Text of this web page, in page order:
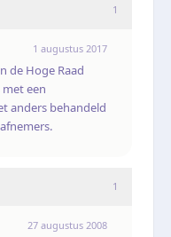
1
1 augustus 2017
de Hoge Raad
een
anders behandeld
1
27 augustus 2008